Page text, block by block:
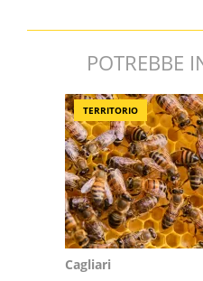
POTREBBE
TERRITORIO
Cagliari